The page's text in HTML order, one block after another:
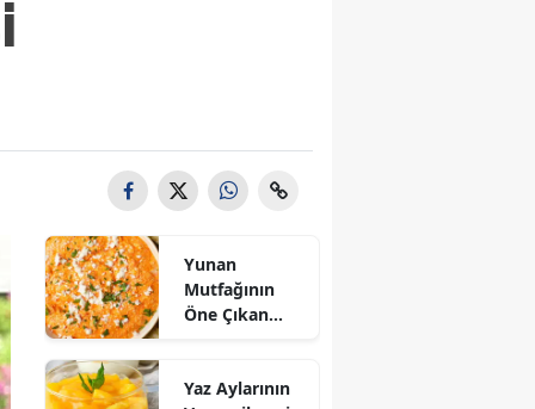
Yunan
Mutfağının
Öne Çıkan
Nasıl Yapılır?
Yaz Aylarının